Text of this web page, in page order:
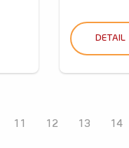
DETAIL
11 12 13 14